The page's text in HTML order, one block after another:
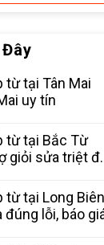
từ tại Tân Mai
uy tín
từ tại Bắc Từ
giỏi sửa triệt
từ tại Long Biên
đúng lỗi, báo